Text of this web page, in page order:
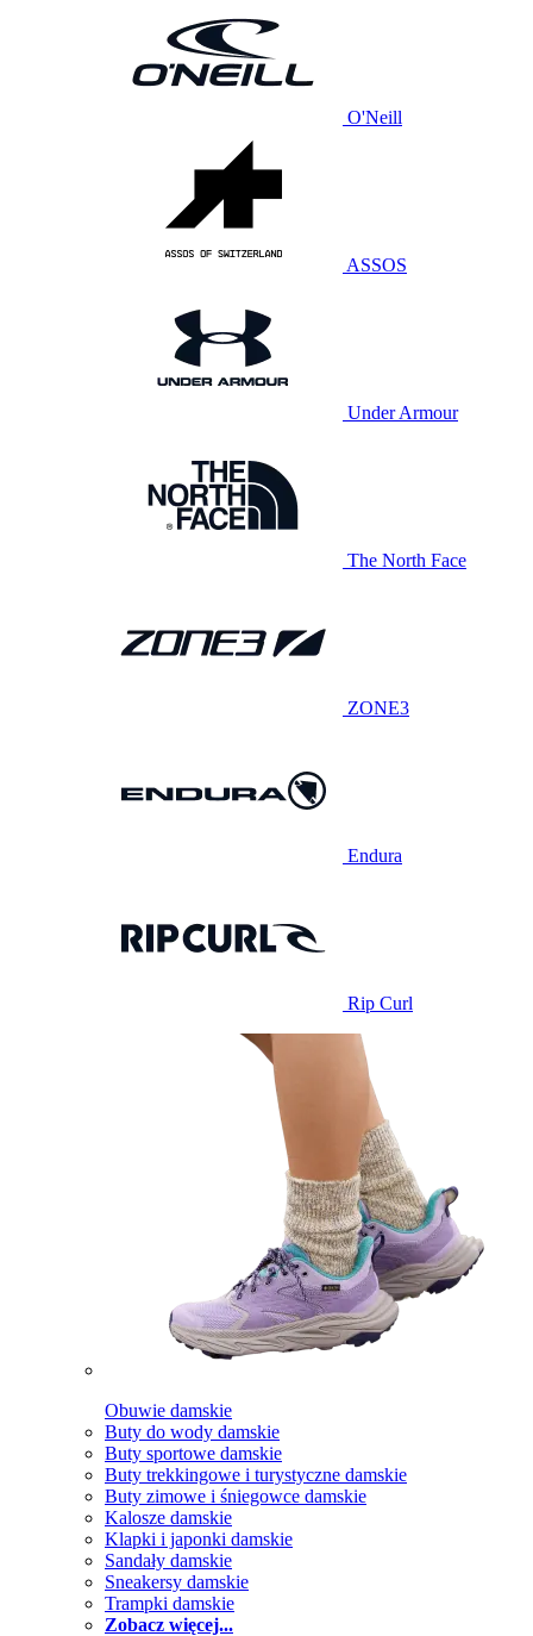
O'Neill
ASSOS
Under Armour
The North Face
ZONE3
Endura
Rip Curl
Obuwie damskie
Buty do wody damskie
Buty sportowe damskie
Buty trekkingowe i turystyczne damskie
Buty zimowe i śniegowce damskie
Kalosze damskie
Klapki i japonki damskie
Sandały damskie
Sneakersy damskie
Trampki damskie
Zobacz więcej...